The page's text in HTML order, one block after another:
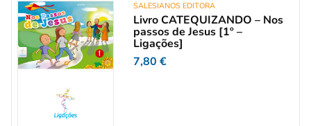
SALESIANOS EDITORA
Livro CATEQUIZANDO – Nos
passos de Jesus [1º –
Ligações]
7,80€